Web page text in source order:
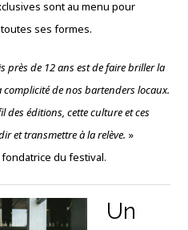
sont au menu pour
ses formes.
près de 12 ans est de faire briller la
de nos bartenders locaux.
des éditions, cette culture et ces
et transmettre à la relève. »
fondatrice du festival.
Un